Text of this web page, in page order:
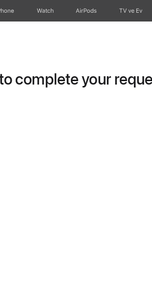
Watch AirPods TV ve Ev
complete your